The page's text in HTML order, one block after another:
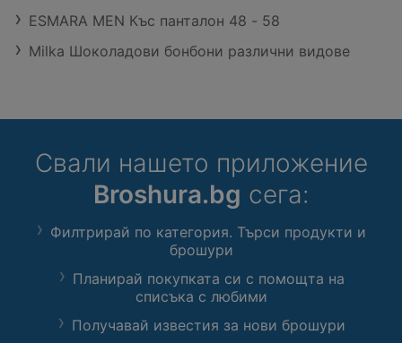
ESMARA MEN Къс панталон 48 - 58
Milka Шоколадови бонбони различни видове
Свали нашето приложение
Broshura.bg сега:
Филтрирай по категория. Търси продукти и
брошури
Планирай покупката си с помощта на
списъка с любими
Получавай известия за нови брошури